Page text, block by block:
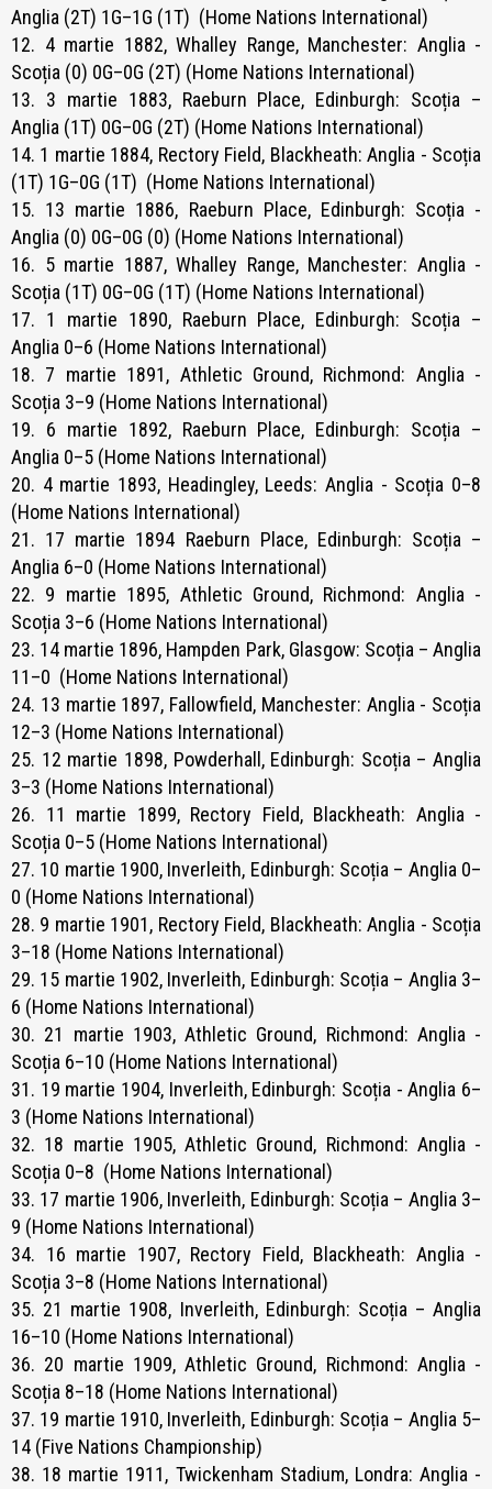
Anglia (2T) 1G–1G (1T) (Home Nations International)
12. 4 martie 1882, Whalley Range, Manchester: Anglia -
Scoția (0) 0G–0G (2T) (Home Nations International)
13. 3 martie 1883, Raeburn Place, Edinburgh: Scoția –
Anglia (1T) 0G–0G (2T) (Home Nations International)
14. 1 martie 1884, Rectory Field, Blackheath: Anglia - Scoția
(1T) 1G–0G (1T) (Home Nations International)
15. 13 martie 1886, Raeburn Place, Edinburgh: Scoția -
Anglia (0) 0G–0G (0) (Home Nations International)
16. 5 martie 1887, Whalley Range, Manchester: Anglia -
Scoția (1T) 0G–0G (1T) (Home Nations International)
17. 1 martie 1890, Raeburn Place, Edinburgh: Scoția –
Anglia 0–6 (Home Nations International)
18. 7 martie 1891, Athletic Ground, Richmond: Anglia -
Scoția 3–9 (Home Nations International)
19. 6 martie 1892, Raeburn Place, Edinburgh: Scoția –
Anglia 0–5 (Home Nations International)
20. 4 martie 1893, Headingley, Leeds: Anglia - Scoția 0–8
(Home Nations International)
21. 17 martie 1894 Raeburn Place, Edinburgh: Scoția –
Anglia 6–0 (Home Nations International)
22. 9 martie 1895, Athletic Ground, Richmond: Anglia -
Scoția 3–6 (Home Nations International)
23. 14 martie 1896, Hampden Park, Glasgow: Scoția – Anglia
11–0 (Home Nations International)
24. 13 martie 1897, Fallowfield, Manchester: Anglia - Scoția
12–3 (Home Nations International)
25. 12 martie 1898, Powderhall, Edinburgh: Scoția – Anglia
3–3 (Home Nations International)
26. 11 martie 1899, Rectory Field, Blackheath: Anglia -
Scoția 0–5 (Home Nations International)
27. 10 martie 1900, Inverleith, Edinburgh: Scoția – Anglia 0–
0 (Home Nations International)
28. 9 martie 1901, Rectory Field, Blackheath: Anglia - Scoția
3–18 (Home Nations International)
29. 15 martie 1902, Inverleith, Edinburgh: Scoția – Anglia 3–
6 (Home Nations International)
30. 21 martie 1903, Athletic Ground, Richmond: Anglia -
Scoția 6–10 (Home Nations International)
31. 19 martie 1904, Inverleith, Edinburgh: Scoția - Anglia 6–
3 (Home Nations International)
32. 18 martie 1905, Athletic Ground, Richmond: Anglia -
Scoția 0–8 (Home Nations International)
33. 17 martie 1906, Inverleith, Edinburgh: Scoția – Anglia 3–
9 (Home Nations International)
34. 16 martie 1907, Rectory Field, Blackheath: Anglia -
Scoția 3–8 (Home Nations International)
35. 21 martie 1908, Inverleith, Edinburgh: Scoția – Anglia
16–10 (Home Nations International)
36. 20 martie 1909, Athletic Ground, Richmond: Anglia -
Scoția 8–18 (Home Nations International)
37. 19 martie 1910, Inverleith, Edinburgh: Scoția – Anglia 5–
14 (Five Nations Championship)
38. 18 martie 1911, Twickenham Stadium, Londra: Anglia -